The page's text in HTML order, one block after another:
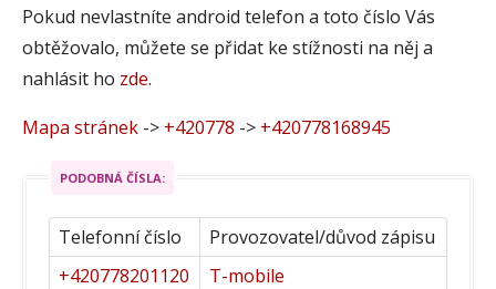
Pokud nevlastníte android telefon a toto číslo Vás
obtěžovalo, můžete se přidat ke stížnosti na něj a
nahlásit ho zde.
Mapa stránek -> +420778 -> +420778168945
PODOBNÁ ČÍSLA:
Telefonní číslo
Provozovatel/důvod zápisu
+420778201120
T-mobile